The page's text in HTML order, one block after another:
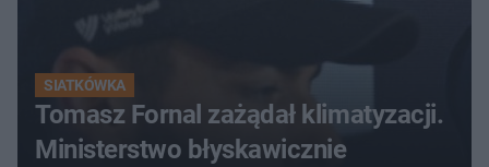
SIATKÓWKA
Tomasz Fornal zażądał klimatyzacji.
Ministerstwo błyskawicznie